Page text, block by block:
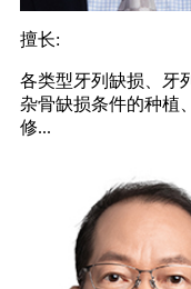
擅长:
各类型牙列缺损、牙
杂骨缺损条件的种植
修...